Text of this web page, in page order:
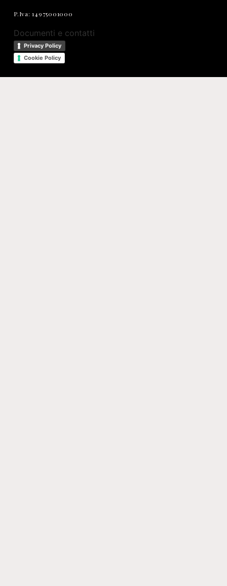
P.Iva: 14975001000
Documenti e contatti
Privacy Policy
Cookie Policy